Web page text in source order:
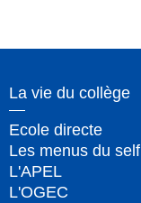
La vie du collège
Ecole directe
Les menus du self
L'APEL
L'OGEC